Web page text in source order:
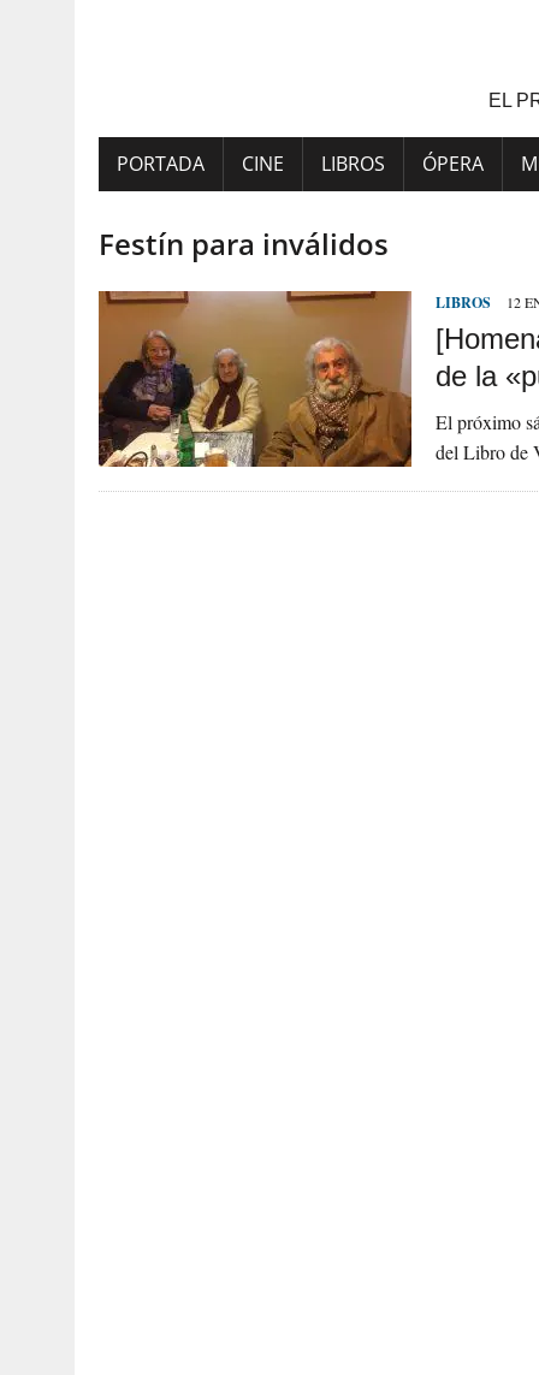
EL
PORTADA CINE LIBROS ÓPERA
Festín para inválidos
LIBROS 12
de la
El próximo
del Libro de